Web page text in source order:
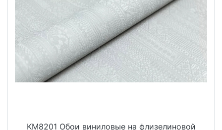
KM8201 Обои виниловые на флизелиновой